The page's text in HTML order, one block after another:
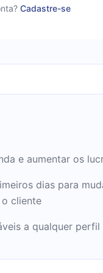
Cadastre-se
e aumentar os
dias para
cliente
a qualquer perfil